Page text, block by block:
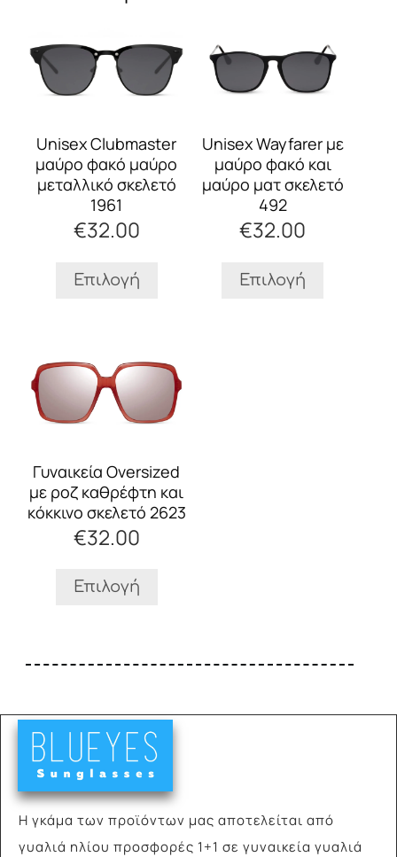
Unisex Clubmaster
μαύρο φακό μαύρο
μεταλλικό σκελετό
1961
€32.00
Επιλογή
προϊόν
έχει
πολλαπλές
Οι
επιλογές
μπορούν
να
επιλεγούν
στη
του
προϊόντος
Unisex Wayfarer με
μαύρο φακό και
μαύρο ματ σκελετό
492
€32.00
Επιλογή
προϊόν
έχει
Οι
επιλογές
μπορούν
να
επιλεγούν
στη
του
προϊόντος
Γυναικεία Oversized
με ροζ καθρέφτη και
κόκκινο σκελετό 2623
€32.00
Επιλογή
το
προϊόν
έχει
πολλαπλές
Οι
επιλογές
μπορούν
επιλεγούν
σελίδα
Η γκάμα των προϊόντων μας αποτελείται από
γυαλιά ηλίου προσφορές 1+1 σε γυναικεία γυαλιά